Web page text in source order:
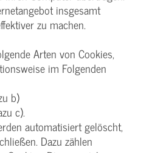
insgesamt
zu machen.
Arten von Cookies,
im Folgenden
b)
c).
automatisiert gelöscht,
Dazu zählen